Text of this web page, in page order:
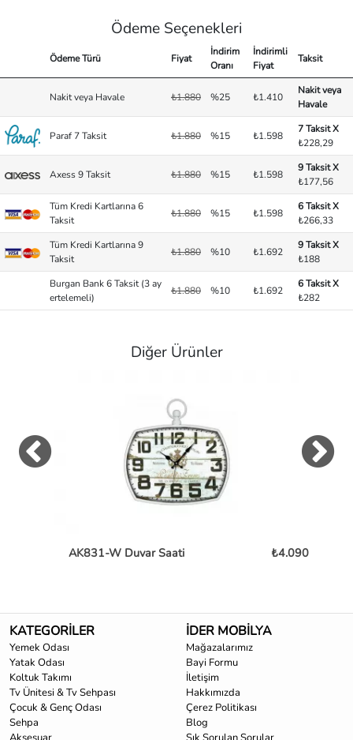
Ödeme Seçenekleri
Ödeme Türü Fiyat
İndirim
Oranı
İndirimli
Fiyat
Taksit
Nakit veya Havale ₺1.880 %25 ₺1.410
Nakit veya
Havale
Paraf 7 Taksit ₺1.880 %15 ₺1.598
7 Taksit X
₺228,29
Axess 9 Taksit ₺1.880 %15 ₺1.598
9 Taksit X
₺177,56
Tüm Kredi Kartlarına 6
Taksit
₺1.880 %15 ₺1.598
6 Taksit X
₺266,33
Tüm Kredi Kartlarına 9
Taksit
₺1.880 %10 ₺1.692
9 Taksit X
₺188
Burgan Bank 6 Taksit (3 ay
ertelemeli)
₺1.880 %10 ₺1.692
6 Taksit X
₺282
Diğer Ürünler
AK831-W Duvar Saati ₺4.090
KATEGORİLER
Yemek Odası
Yatak Odası
Koltuk Takımı
Tv Ünitesi & Tv Sehpası
Çocuk & Genç Odası
Sehpa
İDER MOBİLYA
Mağazalarımız
Bayi Formu
İletişim
Hakkımızda
Çerez Politikası
Blog